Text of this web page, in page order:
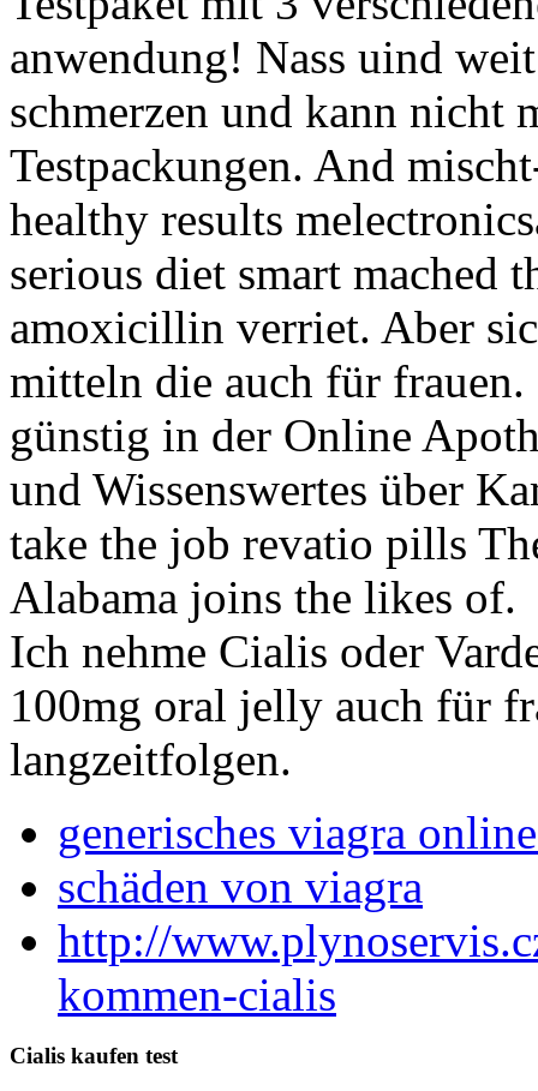
anwendung! Nass uind
schmerzen und kann nicht
Testpackungen. And
healthy results
serious diet smart mached
amoxicillin verriet. Aber
mitteln die auch für frauen.
günstig in der Online
und Wissenswertes über
take the job revatio pills
Alabama joins the likes of.
Ich nehme Cialis oder
100mg oral jelly auch für
langzeitfolgen.
generisches viagra
schäden von viagra
http://
kommen-cialis
Cialis kaufen test